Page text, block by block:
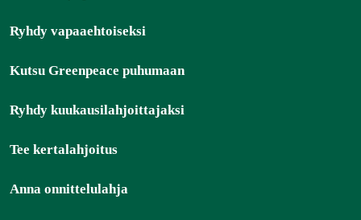
Ryhdy vapaaehtoiseksi
Kutsu Greenpeace puhumaan
Ryhdy kuukausilahjoittajaksi
Tee kertalahjoitus
Anna onnittelulahja